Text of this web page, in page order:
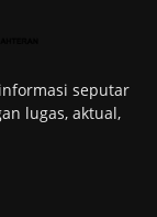
seputar
lugas, aktual,